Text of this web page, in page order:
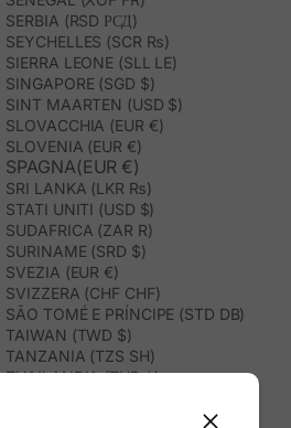
SERBIA (RSD РСД)
SEYCHELLES (SCR ₨)
SIERRA LEONE (SLL LE)
SINGAPORE (SGD $)
SINT MAARTEN (USD $)
SLOVACCHIA (EUR €)
SLOVENIA (EUR €)
SPAGNA(EUR €)
SRI LANKA (LKR ₨)
STATI UNITI (USD $)
SUDAFRICA (ZAR R)
SURINAME (SRD $)
SVEZIA (EUR €)
SVIZZERA (CHF CHF)
SÃO TOMÉ E PRÍNCIPE (STD DB)
TAIWAN (TWD $)
TANZANIA (TZS SH)
THAILANDIA (THB ฿)